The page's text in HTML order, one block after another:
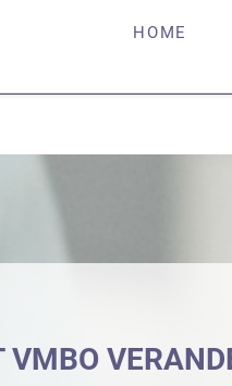
HOME
(en waarom
VMBO